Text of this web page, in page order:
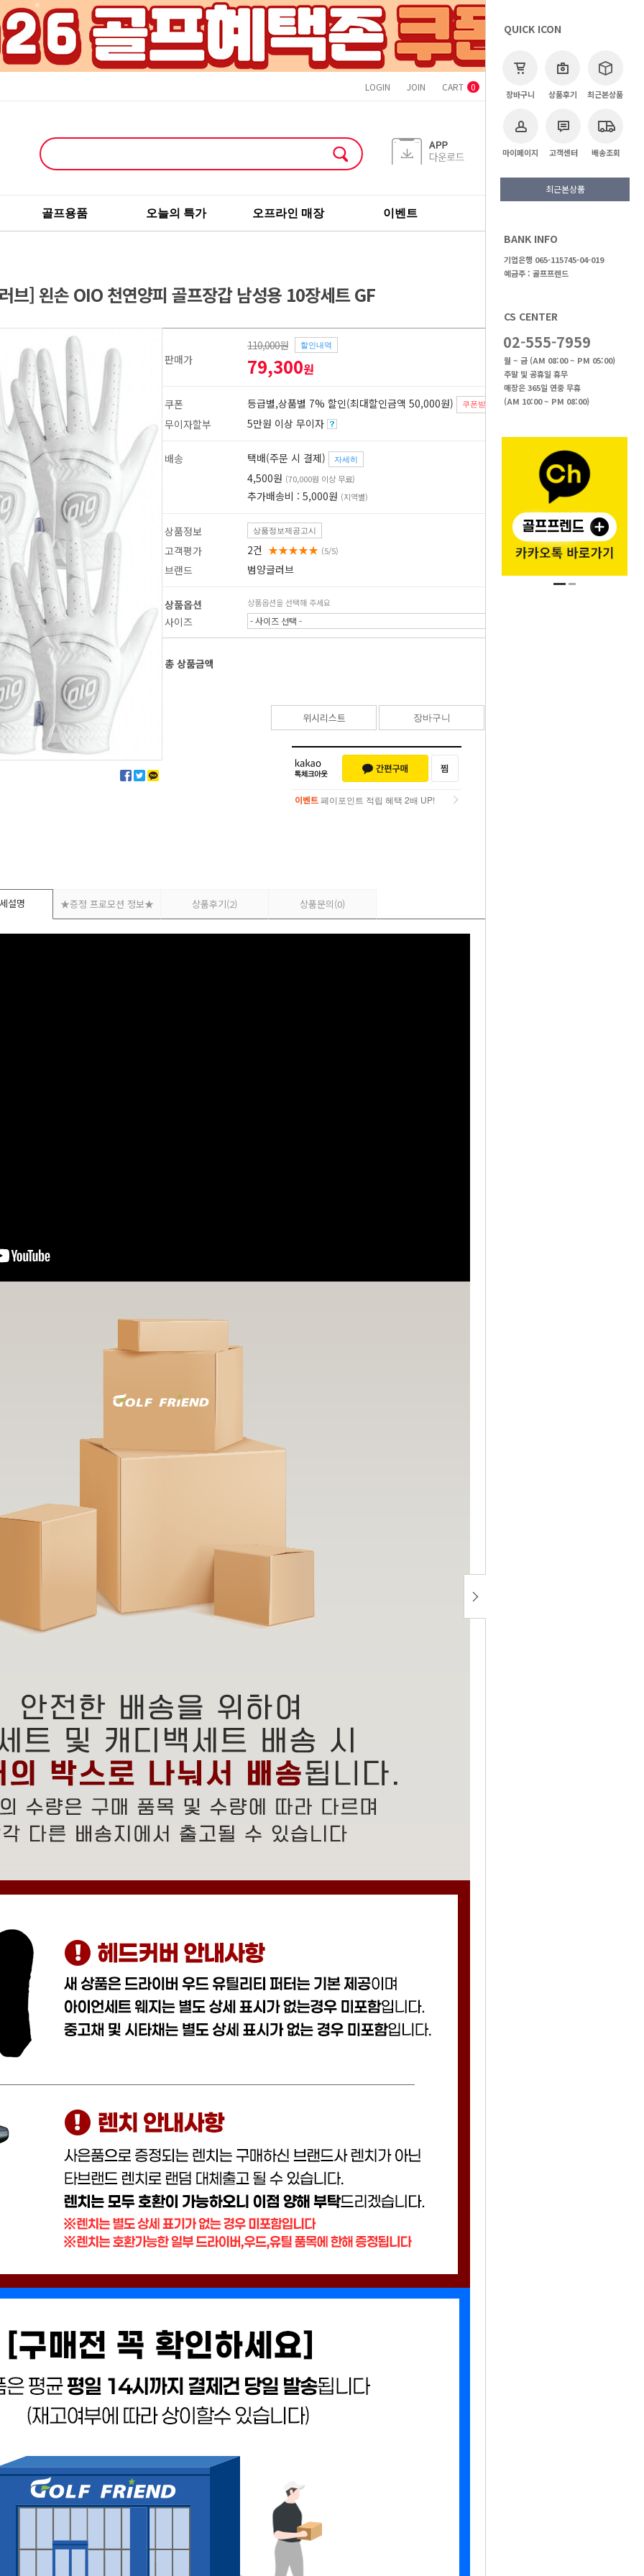
LOGIN JOIN CART 0
골프용품 오늘의 특가 오프라인 매장 이벤트
QUICK ICON
장바구니 상품후기 최근본상품
마이페이지 고객센터 배송조회
최근본상품
BANK INFO
기업은행 065-115745-04-019
예금주 : 골프프렌드
CS CENTER
02-555-7959
월 ~ 금 (AM 08:00 ~ PM 05:00)
주말 및 공휴일 휴무
매장은 365일 연중 무휴
(AM 10:00 ~ PM 08:00)
>골프용품 >골프장갑
브] 왼손 OIO 천연양피 골프장갑 남성용 10장세트 GF
28%
판매가
110,000원 할인내역
79,300원
쿠폰 등급별,상품별 7% 할인(최대할인금액 50,000원) 쿠폰받기
무이자할부 5만원 이상 무이자
배송 택배(주문 시 결제) 자세히
4,500원 (70,000원 이상 무료)
추가배송비 : 5,000원 (지역별)
상품정보 상품정보제공고시
고객평가 2건 ★★★★★ (5/5)
브랜드 범양글러브
상품옵션 상품옵션을 선택해 주세요
사이즈 - 사이즈 선택 -
총 상품금액
위시리스트 장바구니
이벤트페이포인트 적립 혜택 2배 UP!
설명 ★증정 프로모션 정보★ 상품후기(2) 상품문의(0)